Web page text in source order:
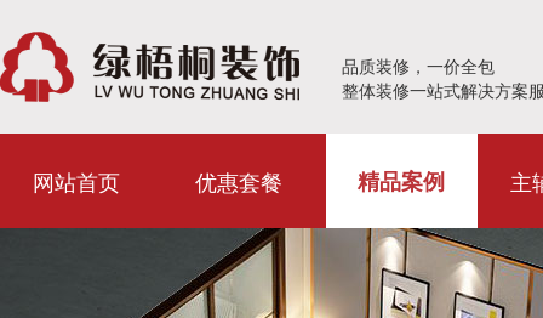
品质装修，一价全包
整体装修一站式解决方案
网站首页 优惠套餐 精品案例 主